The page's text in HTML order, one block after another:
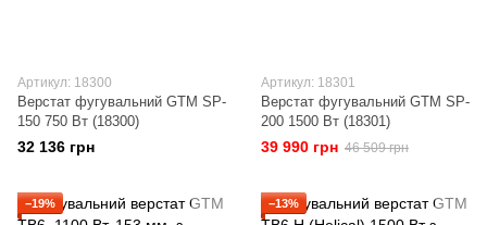
Артикул: 18300
Верстат фугувальний GTM SP-
150 750 Вт (18300)
32 136 грн
Артикул: 18301
Верстат фугувальний GTM SP-
200 1500 Вт (18301)
39 990 грн 46 509 грн
−19% −13%